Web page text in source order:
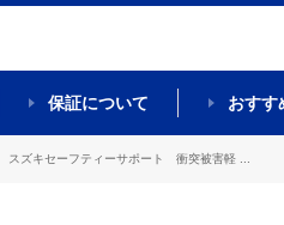
保証について おすす
ズキセーフティーサポート 衝突被害軽 ...